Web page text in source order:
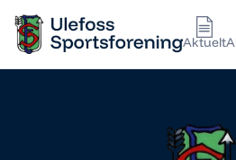
Aktuelt